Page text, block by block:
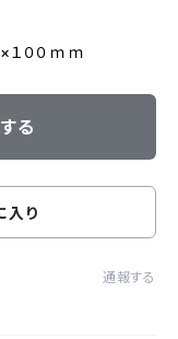
１００ｍｍ
る
入り
通報する